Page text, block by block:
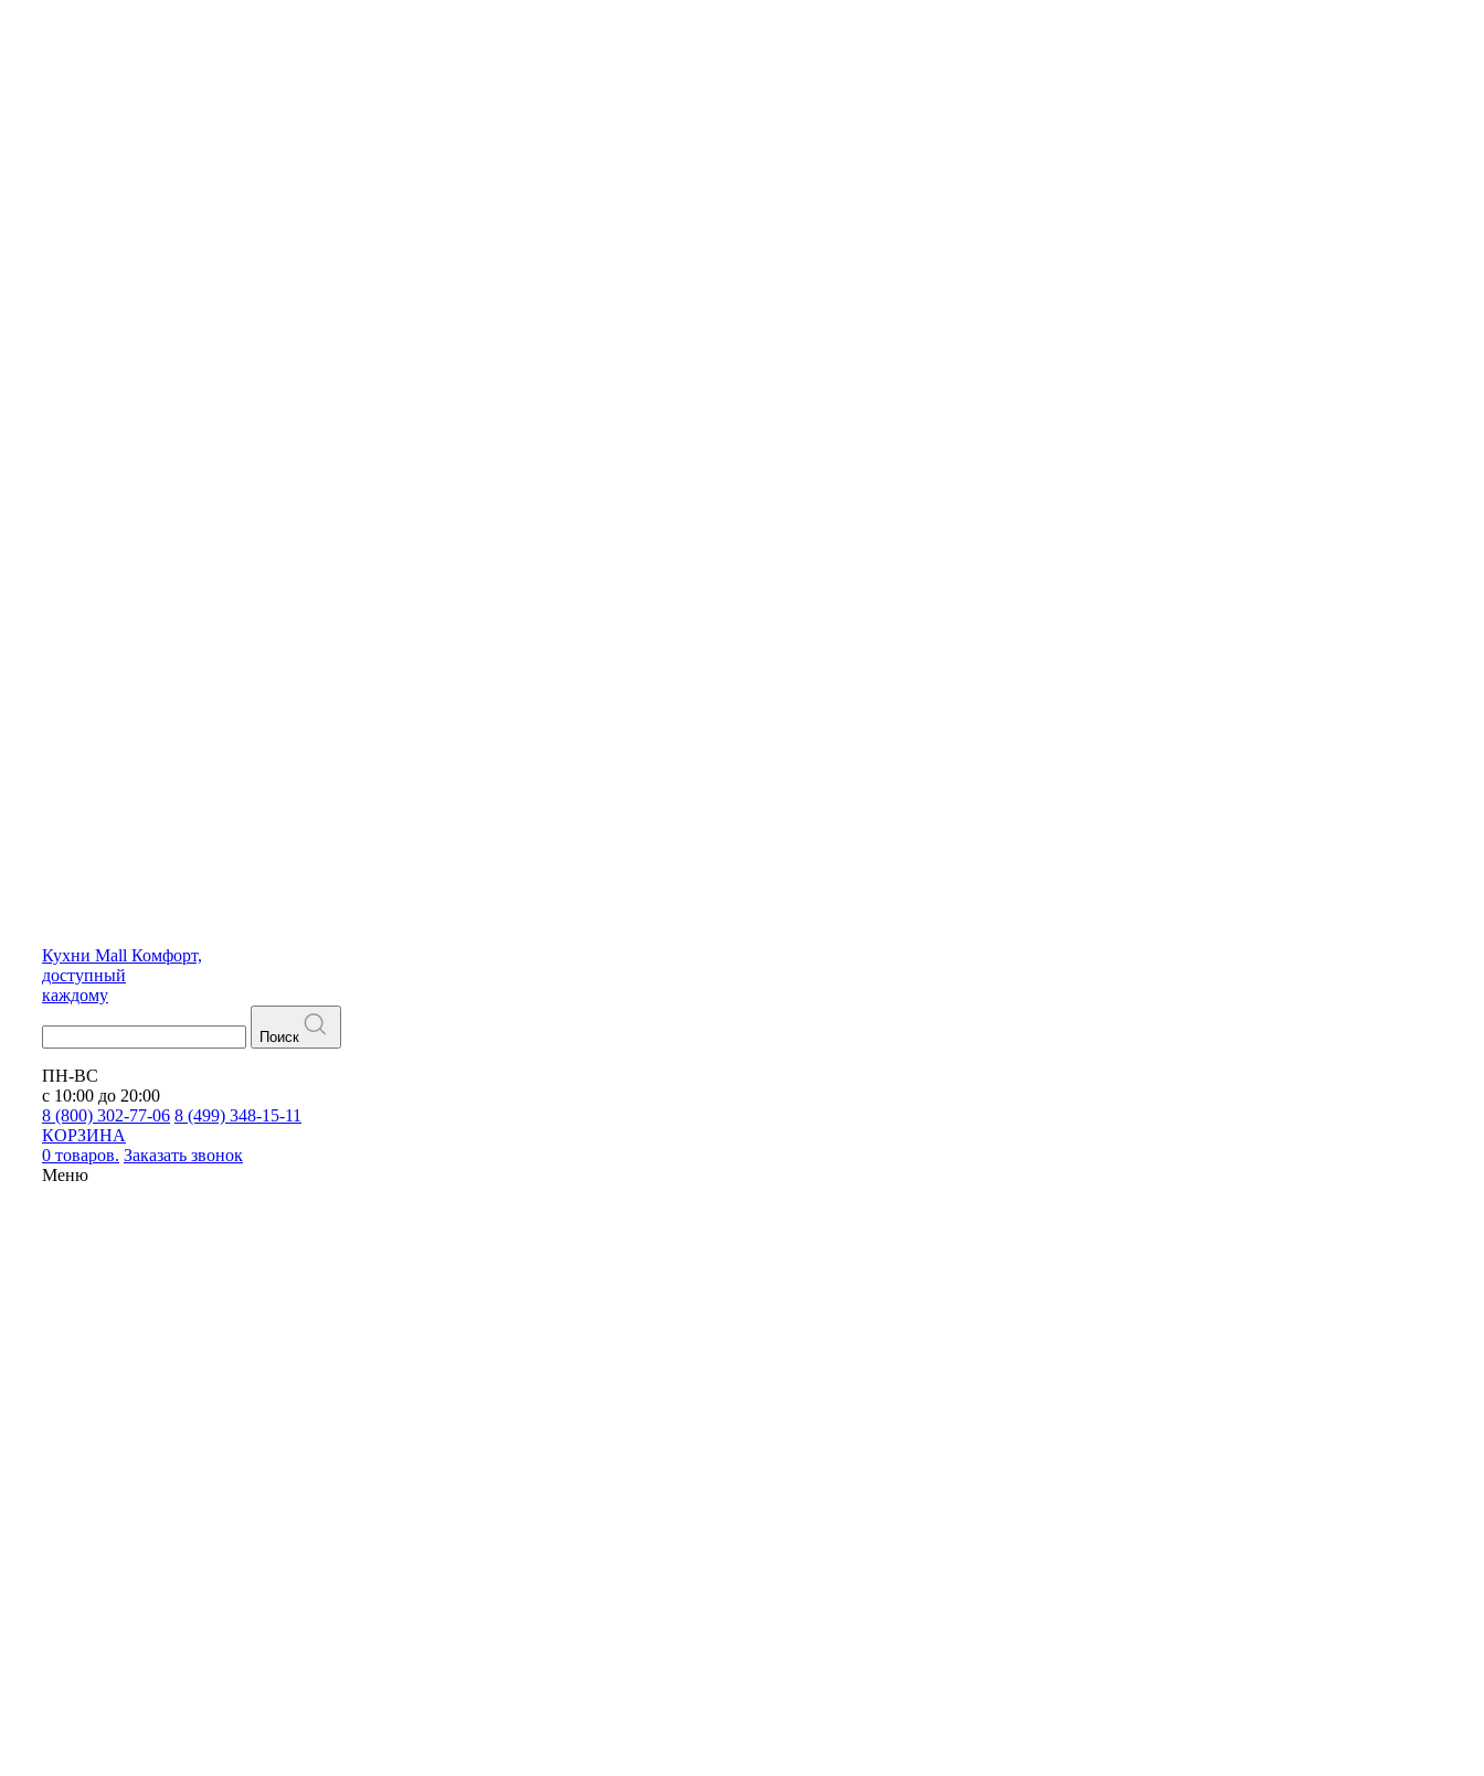
Кухни Mall Комфорт,
доступный
каждому
Поиск
ПН-ВС
с 10:00 до 20:00
8 (800) 302-77-06 8 (499) 348-15-11
КОРЗИНА
0 товаров. Заказать звонок
Меню